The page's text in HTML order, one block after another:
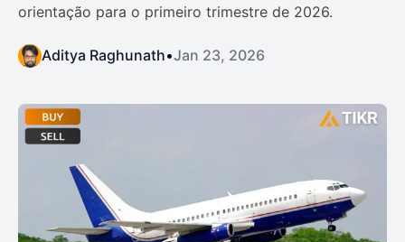
orientação para o primeiro trimestre de 2026.
Aditya Raghunath•Jan 23, 2026